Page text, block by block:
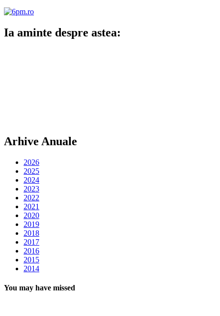
Ia aminte despre astea:
Arhive Anuale
2026
2025
2024
2023
2022
2021
2020
2019
2018
2017
2016
2015
2014
You may have missed